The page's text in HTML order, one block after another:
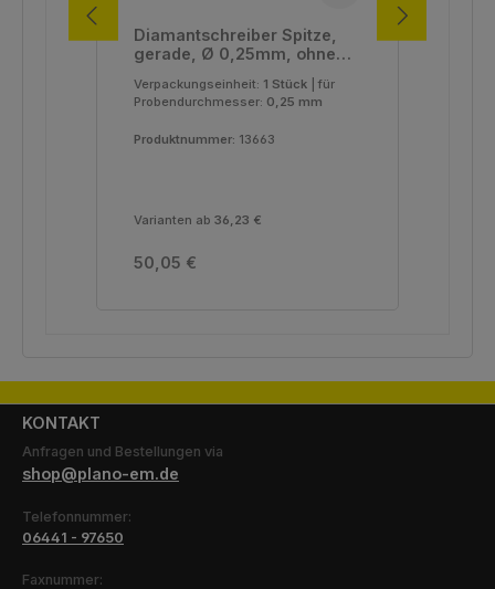
Diamantschreiber Spitze,
gerade, Ø 0,25mm, ohne
Verpackungseinheit: 1 Stück
Probendurchmesser: 0,25 mm
Produktnummer: 13663
Varianten ab 36,23 €
Regulärer Preis:
50,05 €
KONTAKT
Anfragen und Bestellungen via
shop@plano-em.de
Telefonnummer:
06441 - 97650
Faxnummer: